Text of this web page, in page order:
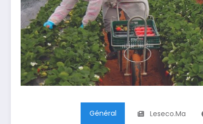
Général Leseco.ma